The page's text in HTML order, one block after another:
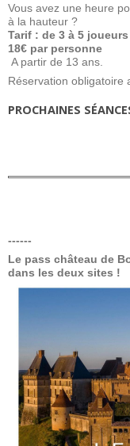
Vous avez une heure
à la hauteur ?
Tarif : de 3 à 5
18€ par personne
A partir de 13 ans.
Réservation obligatoire
PROCHAINES
------
Le pass château de
dans les deux sites !